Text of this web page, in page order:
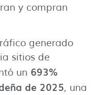
y compran
generado
sitios de
un 693%
de 2025, una